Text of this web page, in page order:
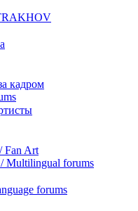
кадром
Fan Art
Multilingual forums
forums